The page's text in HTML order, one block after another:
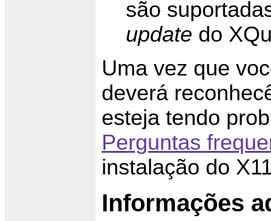
são
update do
Uma vez que
deverá
esteja tendo
Perguntas
instalação do
Informações